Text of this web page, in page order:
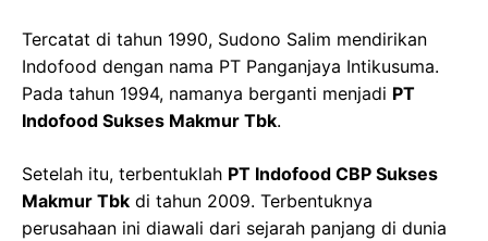
Tercatat di tahun 1990, Sudono Salim mendirikan
Indofood dengan nama PT Panganjaya Intikusuma.
Pada tahun 1994, namanya berganti menjadi PT
Indofood Sukses Makmur Tbk.
Setelah itu, terbentuklah PT Indofood CBP Sukses
Makmur Tbk di tahun 2009. Terbentuknya
perusahaan ini diawali dari sejarah panjang di dunia